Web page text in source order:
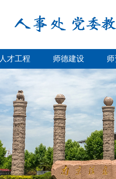
人才工程 师德建设